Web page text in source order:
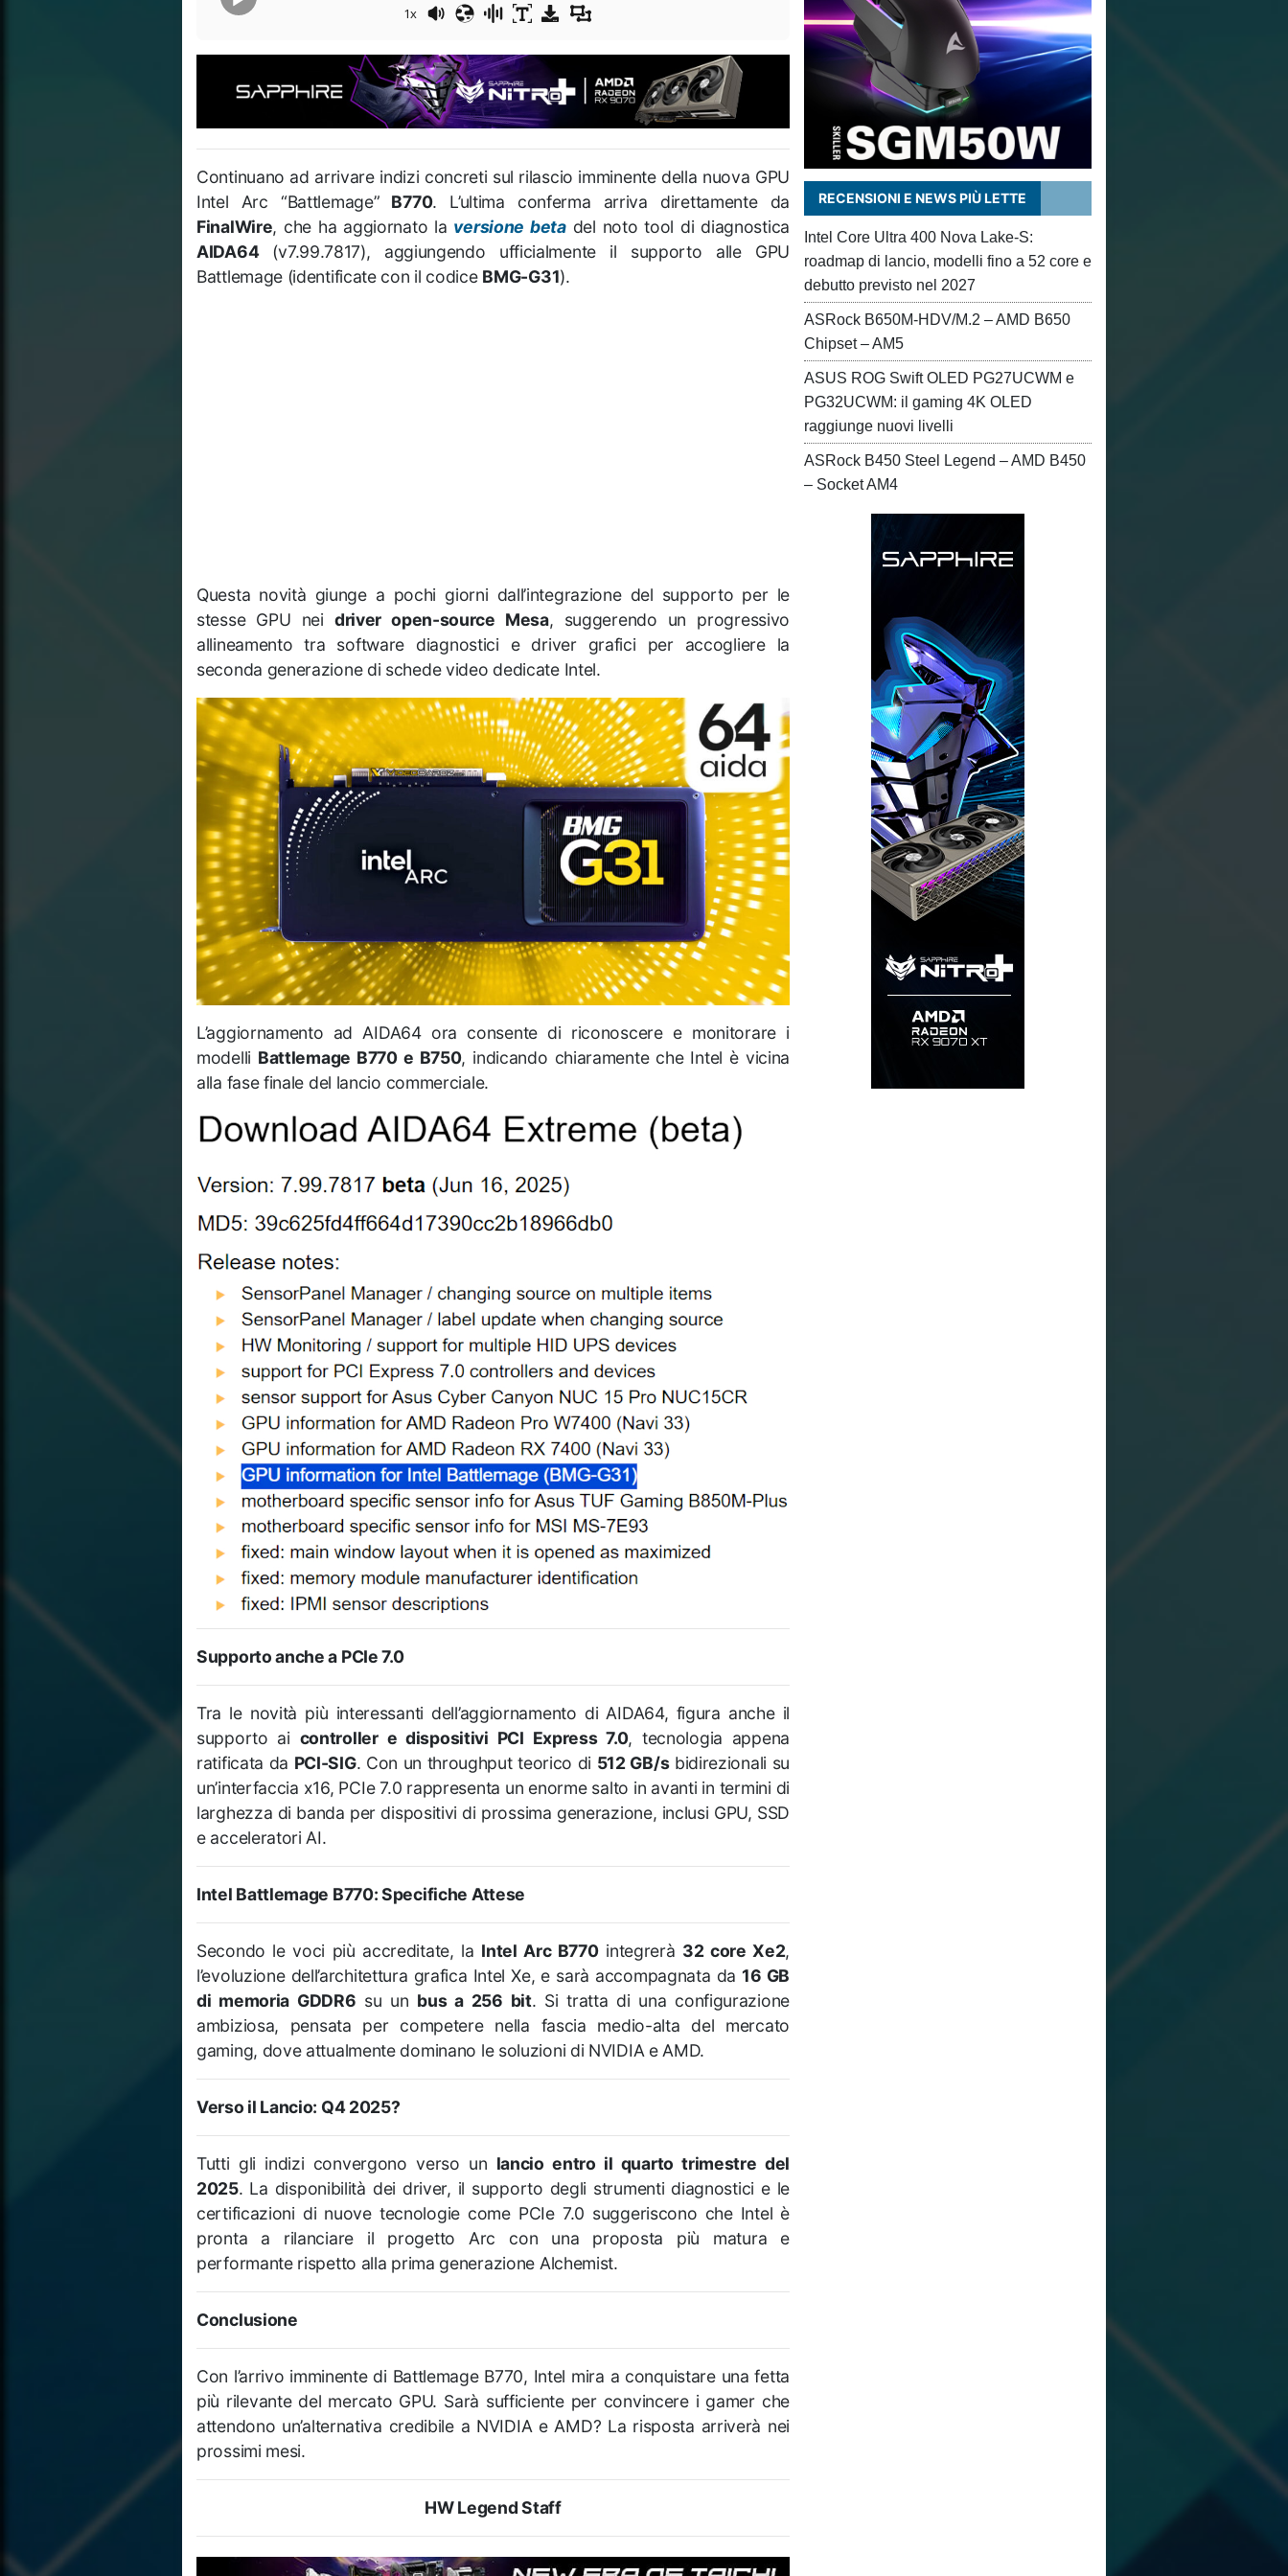
1x
Continuano ad arrivare indizi concreti sul rilascio imminente della nuova GPU
Intel Arc “Battlemage” B770. L’ultima conferma arriva direttamente da
FinalWire, che ha aggiornato la versione betadel noto tool di diagnostica
AIDA64(v7.99.7817), aggiungendo ufficialmente il supporto alle GPU
Battlemage (identificate con il codice BMG-G31).
Questa novità giunge a pochi giorni dall’integrazione del supporto per le
stesse GPU nei driver open-source Mesa, suggerendo un progressivo
allineamento tra software diagnostici e driver grafici per accogliere la
seconda generazione di schede video dedicate Intel.
L’aggiornamento ad AIDA64 ora consente di riconoscere e monitorare i
modelli Battlemage B770 e B750, indicando chiaramente che Intel è vicina
alla fase finale del lancio commerciale.
Supporto anche a PCIe 7.0
Tra le novità più interessanti dell’aggiornamento di AIDA64, figura anche il
supporto ai controller e dispositivi PCI Express 7.0, tecnologia appena
ratificata da PCI-SIG. Con un throughput teorico di 512 GB/sbidirezionali su
un’interfaccia x16, PCIe 7.0 rappresenta un enorme salto in avanti in termini di
larghezza di banda per dispositivi di prossima generazione, inclusi GPU, SSD
e acceleratori AI.
Intel Battlemage B770: Specifiche Attese
Secondo le voci più accreditate, la Intel Arc B770integrerà 32 core Xe2,
l’evoluzione dell’architettura grafica Intel Xe, e sarà accompagnata da16 GB
di memoria GDDR6 su un bus a 256 bit. Si tratta di una configurazione
ambiziosa, pensata per competere nella fascia medio-alta del mercato
gaming, dove attualmente dominano le soluzioni di NVIDIA e AMD.
Verso il Lancio: Q4 2025?
Tutti gli indizi convergono verso un lancio entro il quarto trimestre del
2025. La disponibilità dei driver, il supporto degli strumenti diagnostici e le
certificazioni di nuove tecnologie come PCIe 7.0 suggeriscono che Intel è
pronta a rilanciare il progetto Arc con una proposta più matura e
performante rispetto alla prima generazione Alchemist.
Conclusione
Con l’arrivo imminente di Battlemage B770, Intel mira a conquistare una fetta
più rilevante del mercato GPU. Sarà sufficiente per convincere i gamer che
attendono un’alternativa credibile a NVIDIA e AMD? La risposta arriverà nei
prossimi mesi.
HW Legend Staff
RECENSIONI E NEWS PIÙ LETTE
Intel Core Ultra 400 Nova Lake-S:
roadmap di lancio, modelli fino a 52 core e
debutto previsto nel 2027
ASRock B650M-HDV/M.2 – AMD B650
Chipset – AM5
ASUS ROG Swift OLED PG27UCWM e
PG32UCWM: il gaming 4K OLED
raggiunge nuovi livelli
ASRock B450 Steel Legend – AMD B450
– Socket AM4